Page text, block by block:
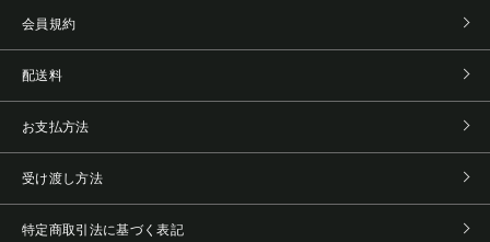
会員規約
配送料
お支払方法
受け渡し方法
特定商取引法に基づく表記